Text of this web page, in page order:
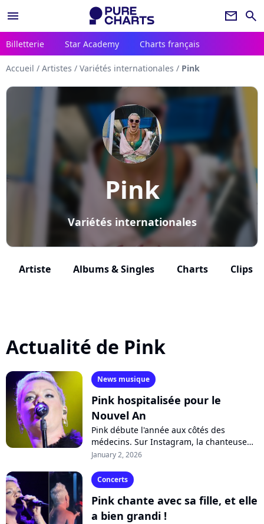
menu newsletter search
Billetterie Star Academy Charts français
Accueil / Artistes / Variétés internationales / Pink
Pink
Variétés internationales
Artiste Albums & Singles Charts Clips
Actualité de Pink
News musique
Pink hospitalisée pour le
Nouvel An
Pink débute l'année aux côtés des
médecins. Sur Instagram, la chanteuse
américaine révèle avoir été hospitalisée le
opération...
January 2, 2026
Concerts
Pink chante avec sa fille, et elle
a bien grandi !